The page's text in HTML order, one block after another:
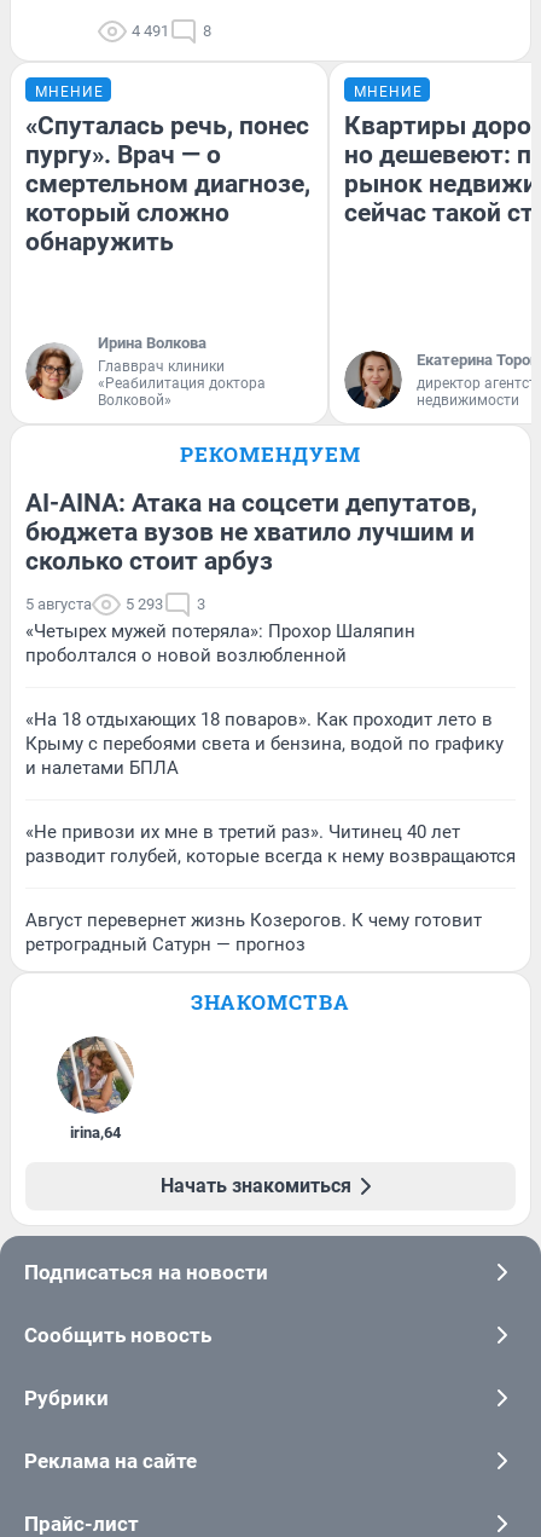
4 491 8
МНЕНИЕ
«Спуталась речь, понес
пургу». Врач — о
смертельном диагнозе,
который сложно
обнаружить
Ирина Волкова
Главврач клиники
«Реабилитация доктора
Волковой»
МНЕНИЕ
Квартиры
но дешевеют:
рынок
сейчас такой
Екатерина
директор
недвижимости
РЕКОМЕНДУЕМ
AI-AINA: Атака на соцсети депутатов,
бюджета вузов не хватило лучшим и
сколько стоит арбуз
5 августа 5 293 3
«Четырех мужей потеряла»: Прохор Шаляпин
проболтался о новой возлюбленной
«На 18 отдыхающих 18 поваров». Как проходит лето в
Крыму с перебоями света и бензина, водой по графику
и налетами БПЛА
«Не привози их мне в третий раз». Читинец 40 лет
разводит голубей, которые всегда к нему возвращаются
Август перевернет жизнь Козерогов. К чему готовит
ретроградный Сатурн — прогноз
ЗНАКОМСТВА
irina,64
Начать знакомиться
Подписаться на новости
Сообщить новость
Рубрики
Реклама на сайте
Прайс-лист